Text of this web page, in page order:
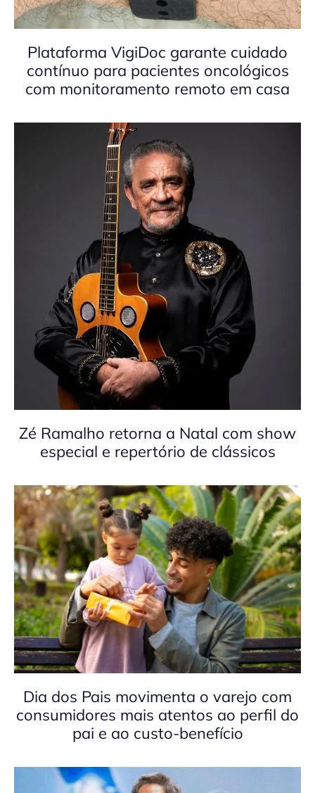
Plataforma VigiDoc garante cuidado
contínuo para pacientes oncológicos
com monitoramento remoto em casa
Zé Ramalho retorna a Natal com show
especial e repertório de clássicos
Dia dos Pais movimenta o varejo com
consumidores mais atentos ao perfil do
pai e ao custo-benefício